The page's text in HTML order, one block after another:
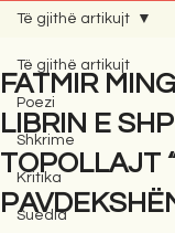
Të gjithë artikujt
Poezi
Shkrime
Kritika
Suedia
Të gjithë artikujt
FATMIR
LIBRIN E
TOPOLLAJT